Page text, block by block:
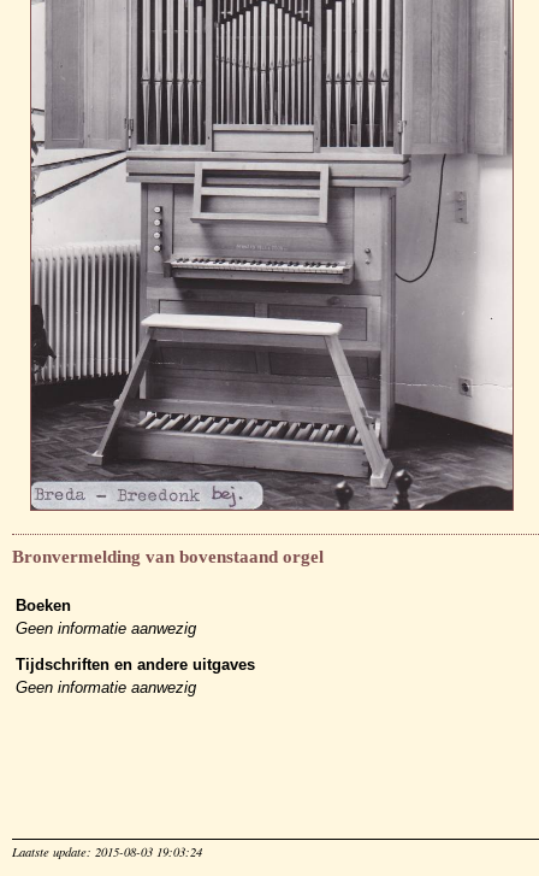
Bronvermelding van bovenstaand orgel
Boeken
Geen informatie aanwezig
Tijdschriften en andere uitgaves
Geen informatie aanwezig
Laatste update: 2015-08-03 19:03:24